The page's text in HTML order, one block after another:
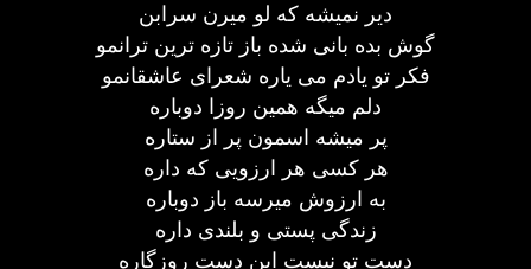
دیر نمیشه که لو میرن سرابن
گوش بده بانی شده باز تازه ترین ترانمو
فکر تو یادم می یاره شعرای عاشقانمو
دلم میگه همین روزا دوباره
پر میشه اسمون پر از ستاره
هر کسی هر ارزویی که داره
به ارزوش میرسه باز دوباره
زندگی پستی و بلندی داره
دست تو نیست این دست روزگاره